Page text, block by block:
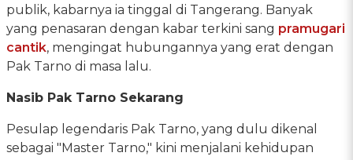
publik, kabarnya ia tinggal di Tangerang. Banyak
yang penasaran dengan kabar terkini sang pramugari
cantik, mengingat hubungannya yang erat dengan
Pak Tarno di masa lalu.
Nasib Pak Tarno Sekarang
Pesulap legendaris Pak Tarno, yang dulu dikenal
sebagai "Master Tarno," kini menjalani kehidupan